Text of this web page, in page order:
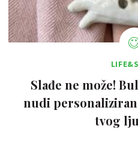
Slađe ne može!
nudi
tvog